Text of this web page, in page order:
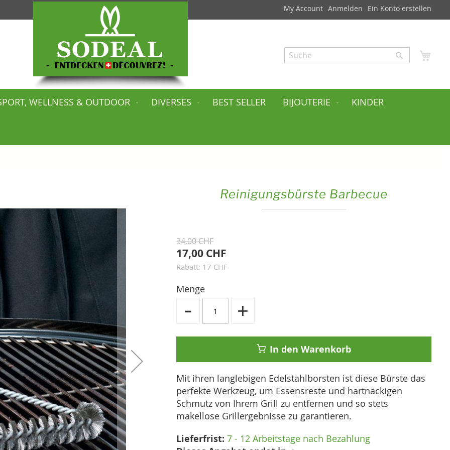
My Account Anmelden Ein Konto erstellen
Search
WELLNESS & OUTDOOR DIVERSES BEST SELLER BIJOUTERIE KINDER
Reinigungsbürste Barbecue
34,00 CHF
17,00 CHF
Rabatt: 17 CHF
Menge
- +
In den Warenkorb
Mit ihren langlebigen Edelstahlborsten ist diese Bürste das
perfekte Werkzeug, um Essensreste und hartnäckigen
Schmutz von Ihrem Grill zu entfernen und so stets
makellose Grillergebnisse zu garantieren.
Lieferfrist: 7 - 12 Arbeitstage nach Bezahlung